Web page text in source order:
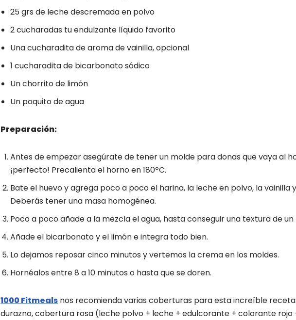
25 grs de leche descremada en polvo
2 cucharadas tu endulzante líquido favorito
Una cucharadita de aroma de vainilla, opcional
1 cucharadita de bicarbonato sódico
Un chorrito de limón
Un poquito de agua
Preparación:
Antes de empezar asegúrate de tener un molde para donas que vaya al
¡perfecto! Precalienta el horno en 180ºC.
Bate el huevo y agrega poco a poco el harina, la leche en polvo, la vainilla
Deberás tener una masa homogénea.
Poco a poco añade a la mezcla el agua, hasta conseguir una textura de
Añade el bicarbonato y el limón e integra todo bien.
Lo dejamos reposar cinco minutos y vertemos la crema en los moldes.
Hornéalos entre 8 a 10 minutos o hasta que se doren.
1000 Fitmeals nos recomienda varias coberturas para esta increíble
durazno, cobertura rosa (leche polvo + leche + edulcorante + colorante rojo